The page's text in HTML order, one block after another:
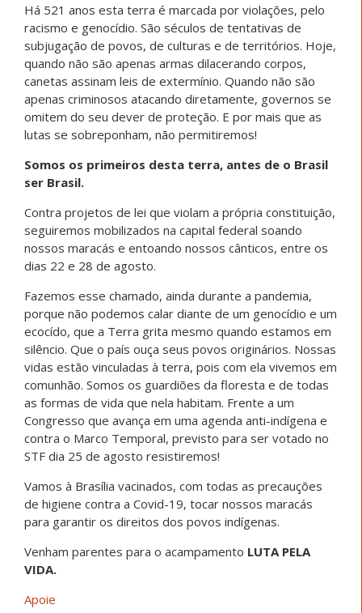
Há 521 anos esta terra é marcada por violações, pelo
racismo e genocídio. São séculos de tentativas de
subjugação de povos, de culturas e de territórios. Hoje,
quando não são apenas armas dilacerando corpos,
canetas assinam leis de extermínio. Quando não são
apenas criminosos atacando diretamente, governos se
omitem do seu dever de proteção. E por mais que as
lutas se sobreponham, não permitiremos!
Somos os primeiros desta terra, antes de o Brasil
ser Brasil.
Contra projetos de lei que violam a própria constituição,
seguiremos mobilizados na capital federal soando
nossos maracás e entoando nossos cânticos, entre os
dias 22 e 28 de agosto.
Fazemos esse chamado, ainda durante a pandemia,
porque não podemos calar diante de um genocídio e um
ecocído, que a Terra grita mesmo quando estamos em
silêncio. Que o país ouça seus povos originários. Nossas
vidas estão vinculadas à terra, pois com ela vivemos em
comunhão. Somos os guardiões da floresta e de todas
as formas de vida que nela habitam. Frente a um
Congresso que avança em uma agenda anti-indígena e
contra o Marco Temporal, previsto para ser votado no
STF dia 25 de agosto resistiremos!
Vamos à Brasília vacinados, com todas as precauções
de higiene contra a Covid-19, tocar nossos maracás
para garantir os direitos dos povos indígenas.
Venham parentes para o acampamento LUTA PELA
VIDA.
Apoie